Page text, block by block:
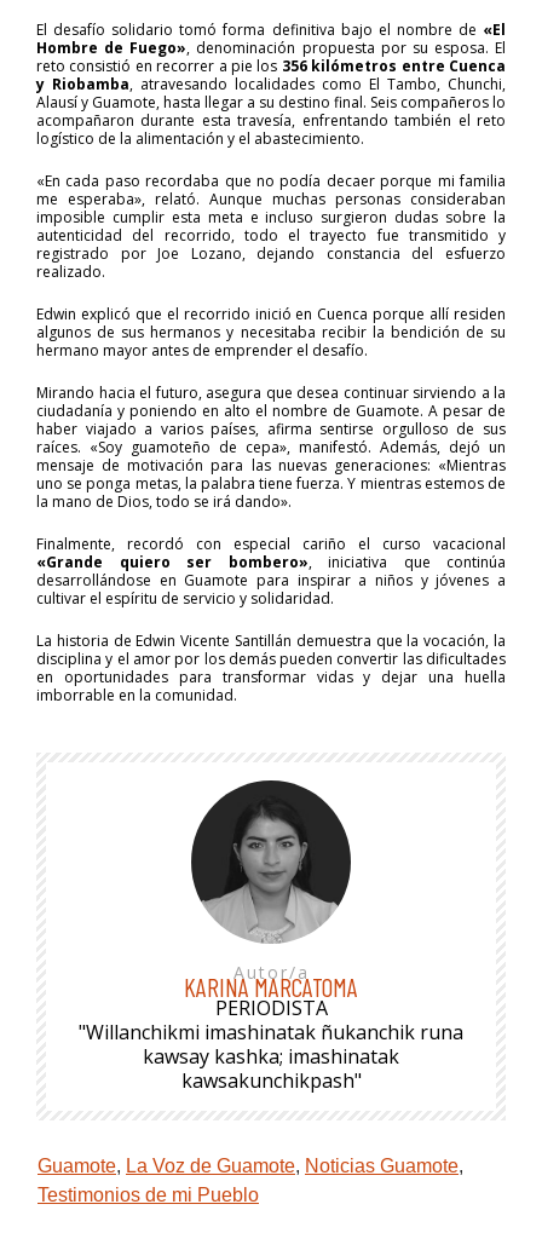
El desafío solidario tomó forma definitiva bajo el nombre de «El
Hombre de Fuego», denominación propuesta por su esposa. El
reto consistió en recorrer a pie los 356 kilómetros entre Cuenca
y Riobamba, atravesando localidades como El Tambo, Chunchi,
Alausí y Guamote, hasta llegar a su destino final. Seis compañeros lo
acompañaron durante esta travesía, enfrentando también el reto
logístico de la alimentación y el abastecimiento.
«En cada paso recordaba que no podía decaer porque mi familia
me esperaba», relató. Aunque muchas personas consideraban
imposible cumplir esta meta e incluso surgieron dudas sobre la
autenticidad del recorrido, todo el trayecto fue transmitido y
registrado por Joe Lozano, dejando constancia del esfuerzo
realizado.
Edwin explicó que el recorrido inició en Cuenca porque allí residen
algunos de sus hermanos y necesitaba recibir la bendición de su
hermano mayor antes de emprender el desafío.
Mirando hacia el futuro, asegura que desea continuar sirviendo a la
ciudadanía y poniendo en alto el nombre de Guamote. A pesar de
haber viajado a varios países, afirma sentirse orgulloso de sus
raíces. «Soy guamoteño de cepa», manifestó. Además, dejó un
mensaje de motivación para las nuevas generaciones: «Mientras
uno se ponga metas, la palabra tiene fuerza. Y mientras estemos de
la mano de Dios, todo se irá dando».
Finalmente, recordó con especial cariño el curso vacacional
«Grande quiero ser bombero», iniciativa que continúa
desarrollándose en Guamote para inspirar a niños y jóvenes a
cultivar el espíritu de servicio y solidaridad.
La historia de Edwin Vicente Santillán demuestra que la vocación, la
disciplina y el amor por los demás pueden convertir las dificultades
en oportunidades para transformar vidas y dejar una huella
imborrable en la comunidad.
Autor/a
KARINA MARCATOMA
PERIODISTA
"Willanchikmi imashinatak ñukanchik runa
kawsay kashka; imashinatak
kawsakunchikpash"
Guamote, La Voz de Guamote, Noticias Guamote,
Testimonios de mi Pueblo